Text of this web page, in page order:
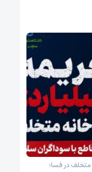
متخلف در فسا؛